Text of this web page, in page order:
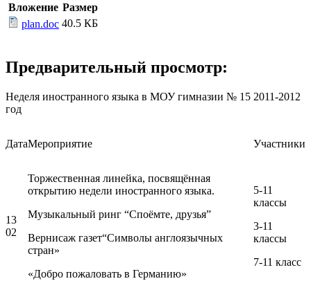
Вложение Размер
plan.doc 40.5 КБ
Предварительный просмотр:
Неделя иностранного языка в МОУ гимназии № 15 2011-2012
год
ДатаМероприятие Участники
13
02
Торжественная линейка, посвящённая
открытию недели иностранного языка.
Музыкальный ринг “Споёмте, друзья”
Вернисаж газет“Символы англоязычных
стран»
«Добро пожаловать в Германию»
5-11
классы
3-11
классы
7-11 класс